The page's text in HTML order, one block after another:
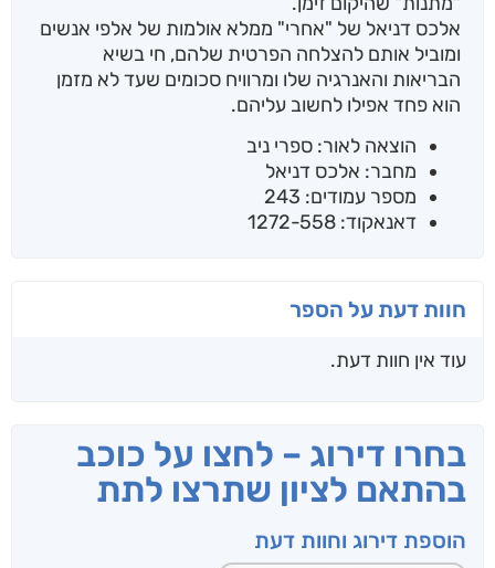
אלכס דניאל של "אחרי" ממלא אולמות של אלפי אנשים
ומוביל אותם להצלחה הפרטית שלהם, חי בשיא
הבריאות והאנרגיה שלו ומרוויח סכומים שעד לא מזמן
הוא פחד אפילו לחשוב עליהם.
הוצאה לאור: ספרי ניב
מחבר: אלכס דניאל
מספר עמודים: 243
דאנאקוד: 1272-558
חוות דעת על הספר
עוד אין חוות דעת.
בחרו דירוג – לחצו על כוכב
בהתאם לציון שתרצו לתת
הוספת דירוג וחוות דעת